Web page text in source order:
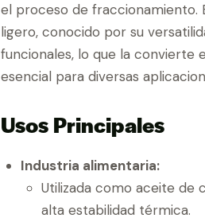
el proceso de fraccionamiento.
ligero, conocido por su
funcionales, lo que la convierte
esencial para diversas
Usos Principales
Industria alimentaria:
Utilizada como aceite de
alta estabilidad térmica.